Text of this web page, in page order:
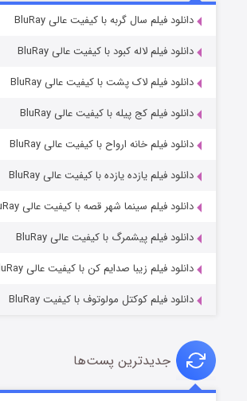
قسمت۲ (زیرنویس) منتشر شد دانلود فیلم سال گربه با کیفیت عالی BluRay
دانلود فیلم لاله کبود با کیفیت عالی BluRay
دانلود فیلم لاک پشت با کیفیت عالی BluRay
دانلود فیلم کج‌ پیله با کیفیت عالی BluRay
دانلود فیلم خانه ارواح با کیفیت عالی BluRay
دانلود فیلم یازده یازده با کیفیت عالی BluRay
دانلود فیلم سینما شهر قصه با کیفیت عالی BluRay
دانلود فیلم پیشمرگ با کیفیت عالی BluRay
دانلود فیلم زیبا صدایم کن با کیفیت عالی BluRay
دانلود فیلم کوکتل مولوتوف با کیفیت BluRay
جدیدترین پست‌ها